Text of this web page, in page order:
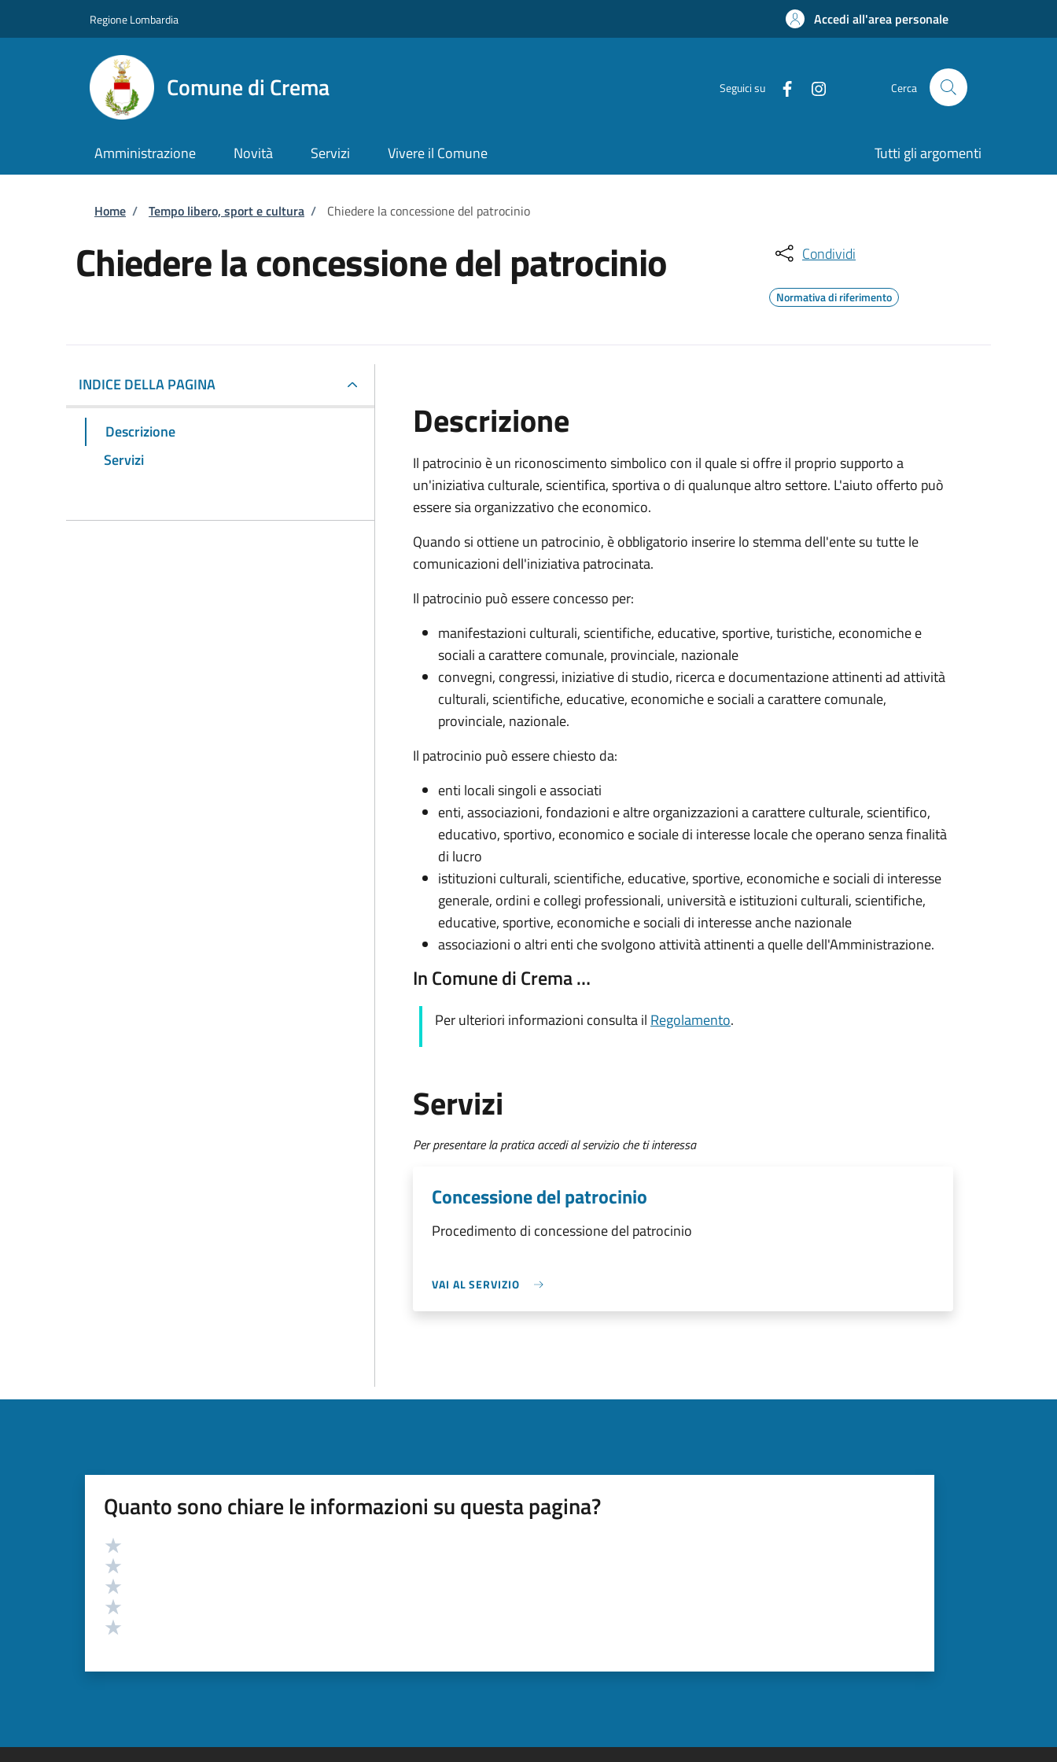
Regione Lombardia Accedi all'area personale
Comune di Crema Seguici su Cerca
Amministrazione Novità Servizi Vivere il Comune Tutti gli argomenti
Briciole di pane
Home / Tempo libero, sport e cultura / Chiedere la concessione del patrocinio
Chiedere la concessione del patrocinio Condividi
Normativa di riferimento
INDICE DELLA PAGINA
Descrizione
Servizi
Descrizione
Il patrocinio è un riconoscimento simbolico con il quale si offre il proprio supporto a
un'iniziativa culturale, scientifica, sportiva o di qualunque altro settore. L'aiuto offerto può
essere sia organizzativo che economico.
Quando si ottiene un patrocinio, è obbligatorio inserire lo stemma dell'ente su tutte le
comunicazioni dell'iniziativa patrocinata.
Il patrocinio può essere concesso per:
manifestazioni culturali, scientifiche, educative, sportive, turistiche, economiche e
sociali a carattere comunale, provinciale, nazionale
convegni, congressi, iniziative di studio, ricerca e documentazione attinenti ad attività
culturali, scientifiche, educative, economiche e sociali a carattere comunale,
provinciale, nazionale.
Il patrocinio può essere chiesto da:
enti locali singoli e associati
enti, associazioni, fondazioni e altre organizzazioni a carattere culturale, scientifico,
educativo, sportivo, economico e sociale di interesse locale che operano senza finalità
di lucro
istituzioni culturali, scientifiche, educative, sportive, economiche e sociali di interesse
generale, ordini e collegi professionali, università e istituzioni culturali, scientifiche,
educative, sportive, economiche e sociali di interesse anche nazionale
associazioni o altri enti che svolgono attività attinenti a quelle dell'Amministrazione.
In Comune di Crema …
Per ulteriori informazioni consulta il Regolamento.
Servizi
Per presentare la pratica accedi al servizio che ti interessa
Concessione del patrocinio
Procedimento di concessione del patrocinio
VAI AL SERVIZIO
Quanto sono chiare le informazioni su questa pagina?
Valutazione